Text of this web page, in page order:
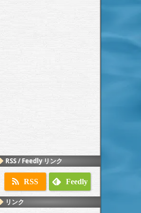
RSS / Feedly リンク
RSS Feedly
リンク